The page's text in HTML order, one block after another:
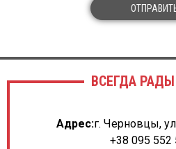
ВСЕГДА
Адрес:г. Черновцы,
+38 095 552